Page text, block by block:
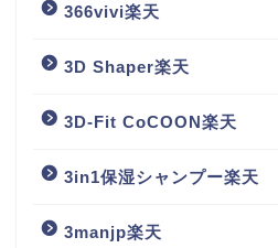
366vivi楽天
3D Shaper楽天
3D-Fit CoCOON楽天
3in1保湿シャンプー楽天
3manjp楽天